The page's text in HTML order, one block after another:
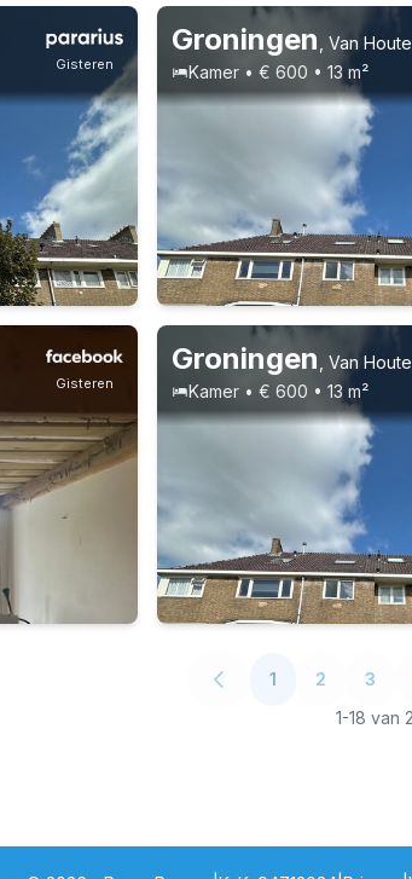
Vast contract 2
Werkenden
Gisteren
Groningen,Van Houtenlaan 4,
Kamer • € 600 • 13 m²
Vast contract
Gisteren
Groningen ,Van Houtenlaan 4,
Kamer • € 600 • 13 m²
1 2 3
1-18 van